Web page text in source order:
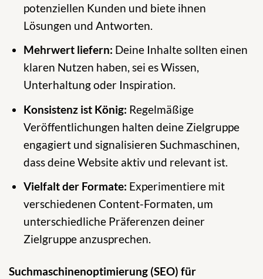
potenziellen Kunden und biete ihnen
Lösungen und Antworten.
Mehrwert liefern: Deine Inhalte sollten einen
klaren Nutzen haben, sei es Wissen,
Unterhaltung oder Inspiration.
Konsistenz ist König: Regelmäßige
Veröffentlichungen halten deine Zielgruppe
engagiert und signalisieren Suchmaschinen,
dass deine Website aktiv und relevant ist.
Vielfalt der Formate: Experimentiere mit
verschiedenen Content-Formaten, um
unterschiedliche Präferenzen deiner
Zielgruppe anzusprechen.
Suchmaschinenoptimierung (SEO) für